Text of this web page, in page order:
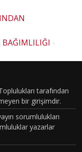
BAĞIMLILIĞI -
tarafından
bir girişimdir.
sorumlulukları
yazarlar